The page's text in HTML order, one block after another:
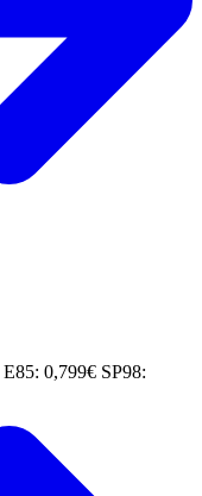
E85: 0,799€ SP98: